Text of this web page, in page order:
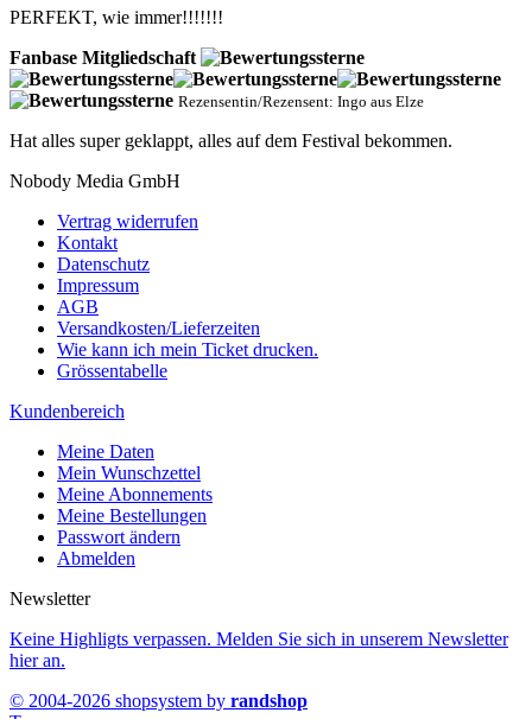
PERFEKT, wie immer!!!!!!!
Fanbase Mitgliedschaft
Rezensentin/Rezensent: Ingo aus Elze
Hat alles super geklappt, alles auf dem Festival bekommen.
Nobody Media GmbH
Vertrag widerrufen
Kontakt
Datenschutz
Impressum
AGB
Versandkosten/Lieferzeiten
Wie kann ich mein Ticket drucken.
Grössentabelle
Kundenbereich
Meine Daten
Mein Wunschzettel
Meine Abonnements
Meine Bestellungen
Passwort ändern
Abmelden
Newsletter
Keine Highligts verpassen. Melden Sie sich in unserem Newsletter
hier an.
© 2004-2026 shopsystem by randshop